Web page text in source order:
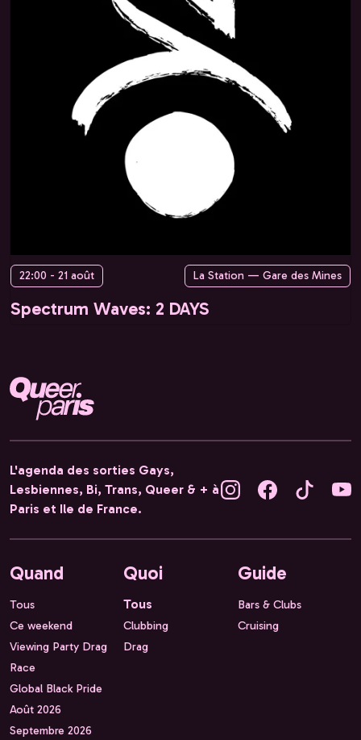
22:00 - 21 août La Station — Gare des Mines
Spectrum Waves: 2 DAYS
L'agenda des sorties Gays,
Lesbiennes, Bi, Trans, Queer & + à
Paris et Ile de France.
Quand
Tous
Ce weekend
Viewing Party Drag
Race
Global Black Pride
Août 2026
Septembre 2026
Quoi
Tous
Clubbing
Drag
Guide
Bars & Clubs
Cruising